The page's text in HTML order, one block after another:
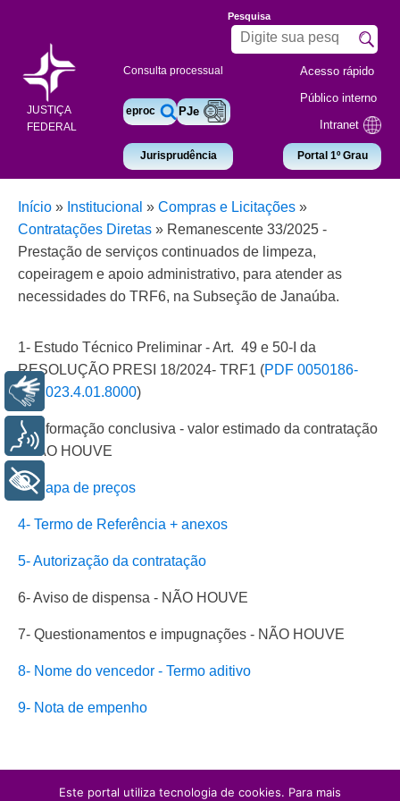
JUSTIÇA
FEDERAL
Consulta processual
eproc PJe
Jurisprudência
Pesquisa
Acesso rápido
Público interno
Intranet
Portal 1º Grau
Início » Institucional » Compras e Licitações »
Contratações Diretas » Remanescente 33/2025 -
Prestação de serviços continuados de limpeza,
copeiragem e apoio administrativo, para atender as
necessidades do TRF6, na Subseção de Janaúba.
1- Estudo Técnico Preliminar -Art. 49 e 50-I da
RESOLUÇÃO PRESI 18/2024- TRF1 (PDF 0050186-
15.2023.4.01.8000)
2- Informação conclusiva - valor estimado da contratação
- NÃO HOUVE
3- Mapa de preços
4- Termo de Referência + anexos
5- Autorização da contratação
6- Aviso de dispensa - NÃO HOUVE
7- Questionamentos e impugnações - NÃO HOUVE
8- Nome do vencedor - Termo aditivo
9- Nota de empenho
Este portal utiliza tecnologia de cookies. Para mais
Libras
Voz
+ Acessibilidade